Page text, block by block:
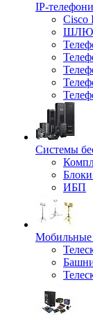
IP-
Cisco
Системы
ИБП
Мобильные